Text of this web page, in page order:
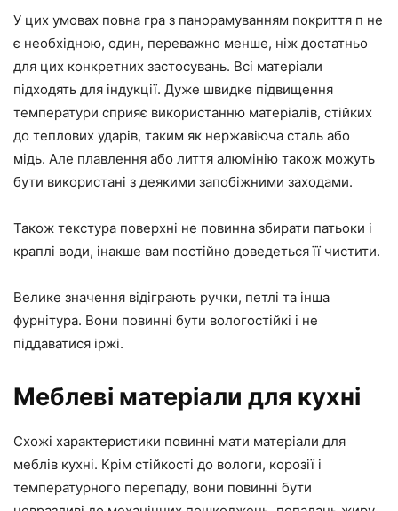
У цих умовах повна гра з панорамуванням покриття п не
є необхідною, один, переважно менше, ніж достатньо
для цих конкретних застосувань. Всі матеріали
підходять для індукції. Дуже швидке підвищення
температури сприяє використанню матеріалів, стійких
до теплових ударів, таким як нержавіюча сталь або
мідь. Але плавлення або лиття алюмінію також можуть
бути використані з деякими запобіжними заходами.
Також текстура поверхні не повинна збирати патьоки і
краплі води, інакше вам постійно доведеться її чистити.
Велике значення відіграють ручки, петлі та інша
фурнітура. Вони повинні бути вологостійкі і не
піддаватися іржі.
Меблеві матеріали для кухні
Схожі характеристики повинні мати матеріали для
меблів кухні. Крім стійкості до вологи, корозії і
температурного перепаду, вони повинні бути